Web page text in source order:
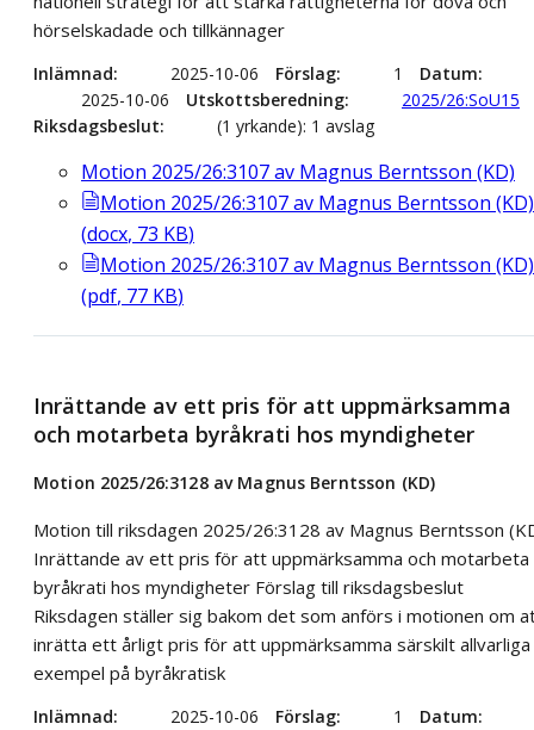
hörselskadade och tillkännager
Inlämnad 2025-10-06 Förslag 1
Datum
2025-10-06
Utskottsberedning
2025/26:SoU15
Riksdagsbeslut
(1 yrkande): 1 avslag
Motion 2025/26:3107 av Magnus Berntsson (KD)
Motion 2025/26:3107 av Magnus Berntsson (KD)
(docx, 73 KB)
Motion 2025/26:3107 av Magnus Berntsson (KD)
(pdf, 77 KB)
Inrättande av ett pris för att uppmärksamma
och motarbeta byråkrati hos myndigheter
Motion 2025/26:3128 av Magnus Berntsson (KD)
Motion till riksdagen 2025/26:3128 av Magnus Berntsson
Inrättande av ett pris för att uppmärksamma och motarbeta
byråkrati hos myndigheter Förslag till riksdagsbeslut
Riksdagen ställer sig bakom det som anförs i motionen om
inrätta ett årligt pris för att uppmärksamma särskilt allvarliga
exempel på byråkratisk
Inlämnad 2025-10-06 Förslag 1
Datum